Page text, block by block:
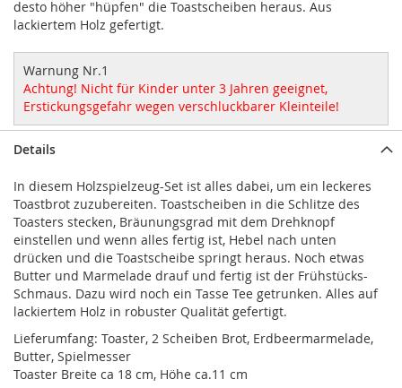
desto höher "hüpfen" die Toastscheiben heraus. Aus
lackiertem Holz gefertigt.
Warnung Nr.1
Achtung! Nicht für Kinder unter 3 Jahren geeignet,
Erstickungsgefahr wegen verschluckbarer Kleinteile!
Details
In diesem Holzspielzeug-Set ist alles dabei, um ein leckeres
Toastbrot zuzubereiten. Toastscheiben in die Schlitze des
Toasters stecken, Bräunungsgrad mit dem Drehknopf
einstellen und wenn alles fertig ist, Hebel nach unten
drücken und die Toastscheibe springt heraus. Noch etwas
Butter und Marmelade drauf und fertig ist der Frühstücks-
Schmaus. Dazu wird noch ein Tasse Tee getrunken. Alles auf
lackiertem Holz in robuster Qualität gefertigt.
Lieferumfang: Toaster, 2 Scheiben Brot, Erdbeermarmelade,
Butter, Spielmesser
Toaster Breite ca 18 cm, Höhe ca.11 cm